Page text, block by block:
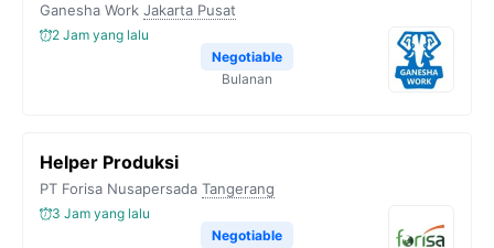
Ganesha Work Jakarta Pusat
2 Jam yang lalu
Negotiable
Bulanan
Helper Produksi
PT Forisa Nusapersada Tangerang
3 Jam yang lalu
Negotiable